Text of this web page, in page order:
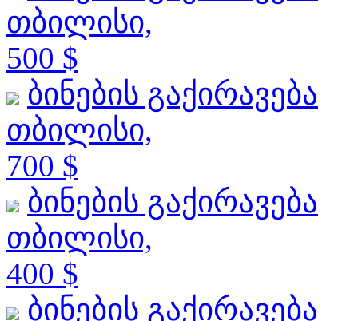
თბილისი,
500 $
ბინების გაქირავება
თბილისი,
700 $
ბინების გაქირავება
თბილისი,
400 $
ბინების გაქირავება